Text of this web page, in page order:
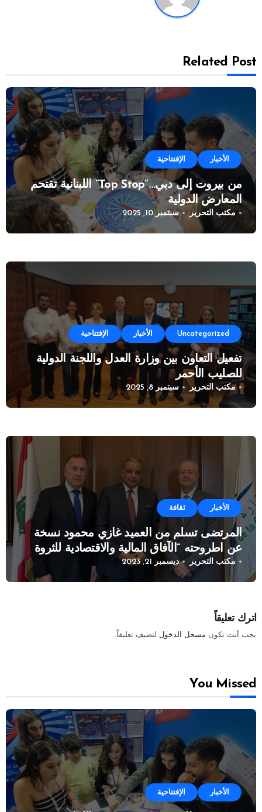
Related Post
الأخبار الإفتتاحية
من بيروت إلى دبي…”Top Stop” اللبنانية تقتحم
المعارض الدولية
مكتب التحرير سبتمبر 10, 2025
Uncategorized الأخبار الإفتتاحية
تفعيل التعاون بين وزارة العدل واللجنة الدولية
للصليب الأحمر
مكتب التحرير سبتمبر 8, 2025
الأخبار ثقافة
المرتضى تسلم من العميد غازي محمود نسخة
عن اطروحته “الآفاق المالية والاقتصادية للثروة
النفطية”
مكتب التحرير ديسمبر 21, 2023
اترك تعليقاً
يجب أنت تكون مسجل الدخول لتضيف تعليقاً.
You Missed
الأخبار الإفتتاحية